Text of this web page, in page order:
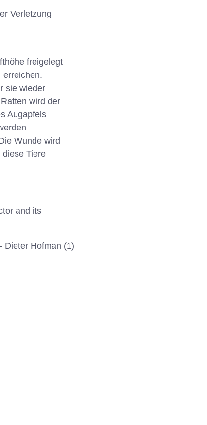
Verletzung
freigelegt
erreichen.
sie wieder
wird der
Augapfels
Wunde wird
Tiere
and its
Dieter Hofman (1)